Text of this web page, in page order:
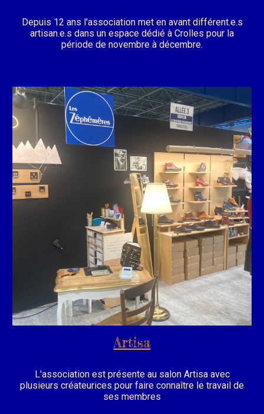
Depuis 12 ans l'association met en avant différent.e.s
artisan.e.s dans un espace dédié à Crolles pour la
période de novembre à décembre.
Artisa
L'association est présente au salon Artisa avec
plusieurs créateurices pour faire connaître le travail de
ses membres